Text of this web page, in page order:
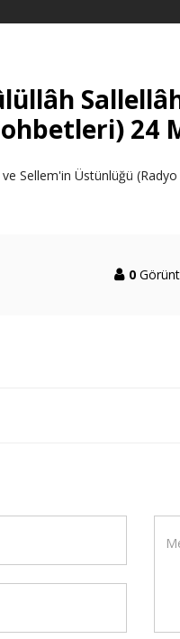
24
Sellem'in Üstünlüğü
0